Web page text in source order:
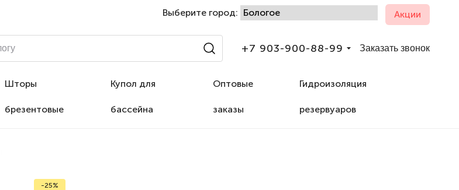
Выберите город: Акции
+7 903-900-88-99 Заказать звонок
Шторы
брезентовые
Купол для
бассейна
Оптовые
заказы
Гидроизоляция
резервуаров
-25%